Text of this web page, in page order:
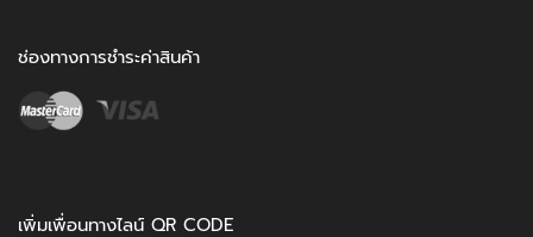
ช่องทางการชำระค่าสินค้า
เพิ่มเพื่อนทางไลน์ QR CODE